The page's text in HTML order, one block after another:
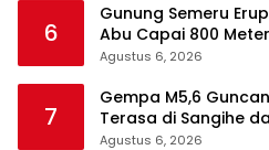
6
Gunung Semeru
Abu Capai 800 Meter
Agustus 6, 2026
7
Gempa M5,6
Terasa di Sangihe
Agustus 6, 2026